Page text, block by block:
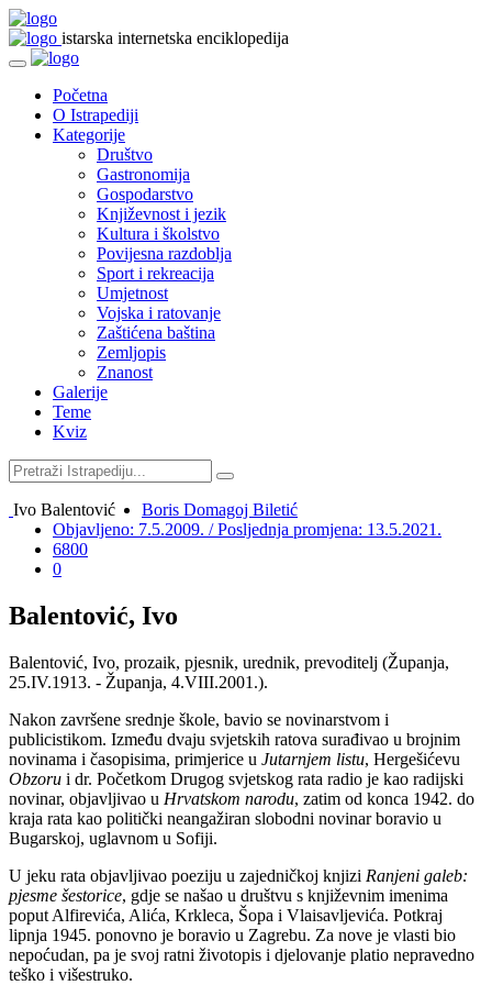
istarska internetska enciklopedija
Početna
O Istrapediji
Kategorije
Društvo
Gastronomija
Gospodarstvo
Književnost i jezik
Kultura i školstvo
Povijesna razdoblja
Sport i rekreacija
Umjetnost
Vojska i ratovanje
Zaštićena baština
Zemljopis
Znanost
Galerije
Teme
Kviz
Ivo Balentović
Boris Domagoj Biletić
Objavljeno: 7.5.2009. / Posljednja promjena: 13.5.2021.
6800
0
Balentović, Ivo
Balentović, Ivo, prozaik, pjesnik, urednik, prevoditelj (Županja,
25.IV.1913. - Županja, 4.VIII.2001.).
Nakon završene srednje škole, bavio se novinarstvom i
publicistikom. Između dvaju svjetskih ratova surađivao u brojnim
novinama i časopisima, primjerice u Jutarnjem listu, Hergešićevu
Obzoru i dr. Početkom Drugog svjetskog rata radio je kao radijski
novinar, objavljivao u Hrvatskom narodu, zatim od konca 1942. do
kraja rata kao politički neangažiran slobodni novinar boravio u
Bugarskoj, uglavnom u Sofiji.
U jeku rata objavljivao poeziju u zajedničkoj knjizi Ranjeni galeb:
pjesme šestorice, gdje se našao u društvu s književnim imenima
poput Alfirevića, Alića, Krkleca, Šopa i Vlaisavljevića. Potkraj
lipnja 1945. ponovno je boravio u Zagrebu. Za nove je vlasti bio
nepoćudan, pa je svoj ratni životopis i djelovanje platio nepravedno
teško i višestruko.